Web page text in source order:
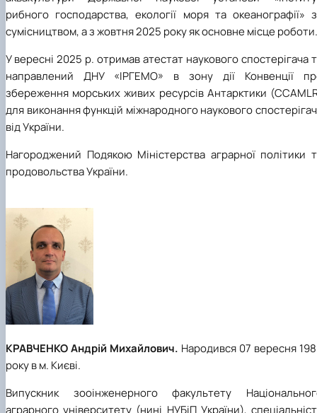
рибного господарства, екології моря та океанографії»
сумісництвом, а з жовтня 2025 року як основне місце роботи.
У вересні 2025 р. отримав атестат наукового спостерігача
направлений ДНУ «ІРГЕМО» в зону дії Конвенції
збереження морських живих ресурсів Антарктики
для виконання функцій міжнародного наукового
від України.
Нагороджений Подякою Міністерства аграрної політики
продовольства України.
КРАВЧЕНКО Андрій Михайлович. Народився 07 вересня
року в м. Києві.
Випускник зооінженерного факультету